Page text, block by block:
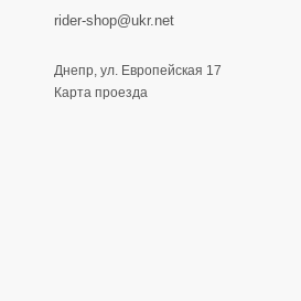
rider-shop@ukr.net
Днепр, ул. Европейская 17
Карта проезда